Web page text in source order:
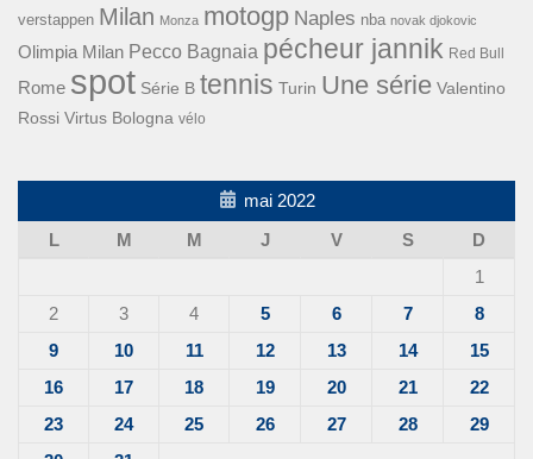
verstappen Milan Monza motogp Naples nba novak djokovic
Olimpia Milan Pecco Bagnaia pécheur jannik Red Bull
Rome spot Série B tennis Turin Une série Valentino
Rossi Virtus Bologna vélo
mai 2022
L
M M J V S
D
1
2
3 4 5 6 7
8
9
10 11 12 13 14
15
16
17 18 19 20 21
22
23
24 25 26 27 28
29